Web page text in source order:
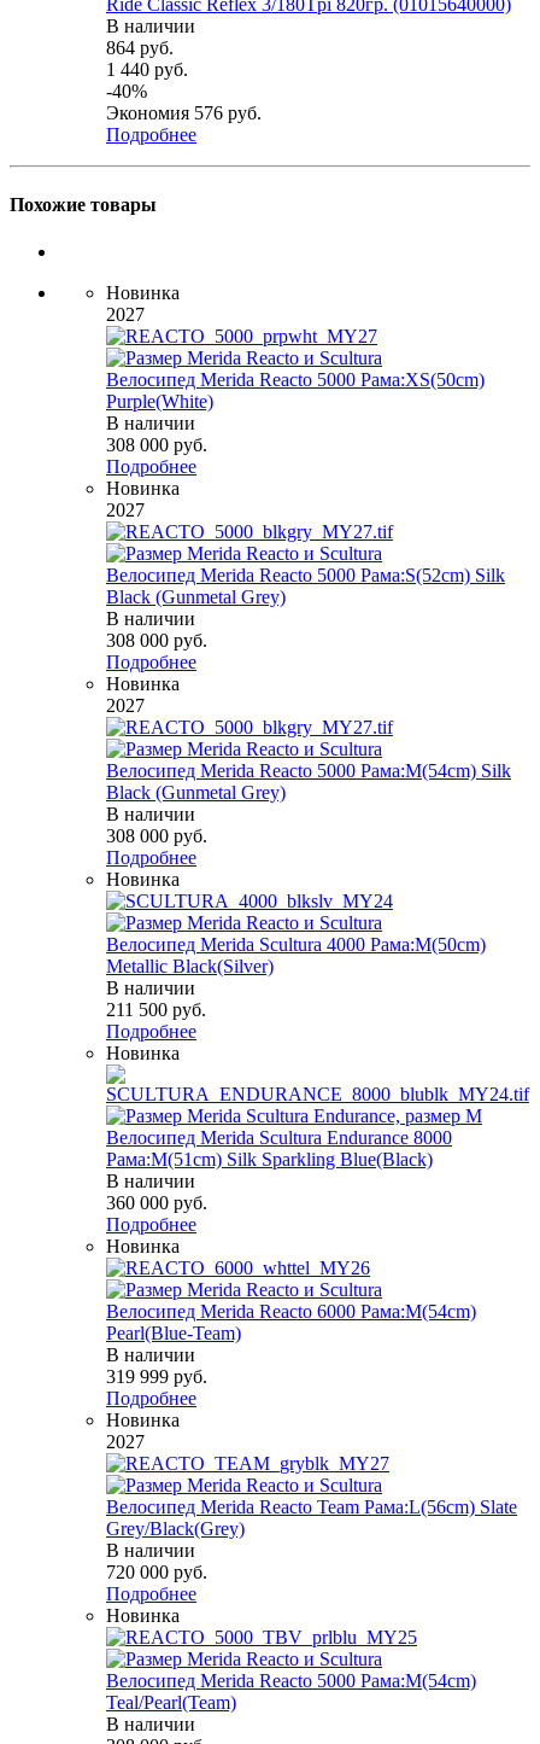
Ride Classic Reflex 3/180Tpi 820гр. (01015640000)
В наличии
864 руб.
1 440 руб.
-40%
Экономия 576 руб.
Подробнее
Похожие товары
Новинка
2027
Велосипед Merida Reacto 5000 Рама:XS(50cm)
Purple(White)
В наличии
308 000 руб.
Подробнее
Новинка
2027
Велосипед Merida Reacto 5000 Рама:S(52cm) Silk
Black (Gunmetal Grey)
В наличии
308 000 руб.
Подробнее
Новинка
2027
Велосипед Merida Reacto 5000 Рама:M(54cm) Silk
Black (Gunmetal Grey)
В наличии
308 000 руб.
Подробнее
Новинка
Велосипед Merida Scultura 4000 Рама:M(50cm)
Metallic Black(Silver)
В наличии
211 500 руб.
Подробнее
Новинка
Велосипед Merida Scultura Endurance 8000
Рама:M(51cm) Silk Sparkling Blue(Black)
В наличии
360 000 руб.
Подробнее
Новинка
Велосипед Merida Reacto 6000 Рама:M(54cm)
Pearl(Blue-Team)
В наличии
319 999 руб.
Подробнее
Новинка
2027
Велосипед Merida Reacto Team Рама:L(56cm) Slate
Grey/Black(Grey)
В наличии
720 000 руб.
Подробнее
Новинка
Велосипед Merida Reacto 5000 Рама:M(54cm)
Teal/Pearl(Team)
В наличии